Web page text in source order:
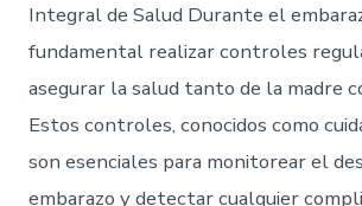
Integral de Salud Durante el
fundamental realizar controles
asegurar la salud tanto de la madre
Estos controles, conocidos como
son esenciales para monitorear el
embarazo y detectar cualquier